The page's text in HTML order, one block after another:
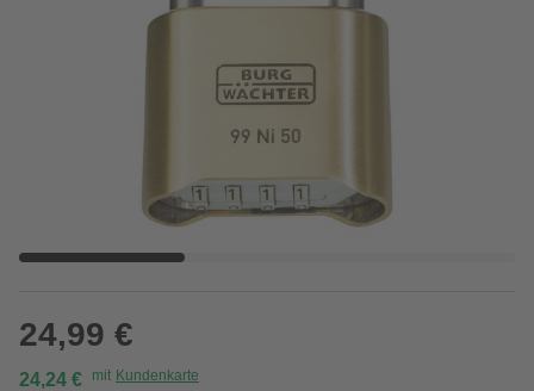
24,99 €
24,24 € mit Kundenkarte